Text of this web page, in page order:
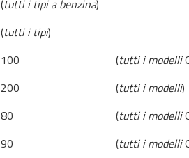
(tutti i tipi a benzina)
(tutti i tipi)
100 (tutti i modelli
200 (tutti i modelli)
80 (tutti i modelli
90 (tutti i modelli